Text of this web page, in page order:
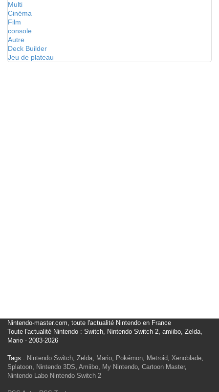
Multi
Cinéma
Film
console
Autre
Deck Builder
Jeu de plateau
Nintendo-master.com, toute l'actualité Nintendo en France
Toute l'actualité Nintendo : Switch, Nintendo Switch 2, amiibo, Zelda,
Mario - 2003-2026
Tags : Nintendo Switch, Zelda, Mario, Pokémon, Metroid, Xenoblade,
Splatoon, Nintendo 3DS, Amiibo, My Nintendo, Cartoon Master,
Nintendo Labo Nintendo Switch 2